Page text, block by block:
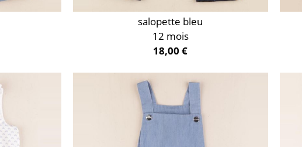
salopette bleu
12 mois
18,00 €